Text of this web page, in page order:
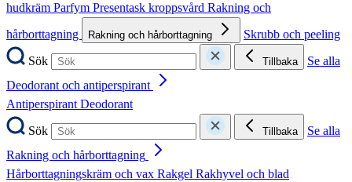
hudkräm Parfym Presentask kroppsvård Rakning och
hårborttagning
Rakning och hårborttagning
Skrubb och peeling
Sök
Tillbaka
Se alla
Deodorant och antiperspirant
AntiperspirantDeodorant
Sök
Tillbaka
Se alla
Rakning och hårborttagning
Hårborttagningskräm och vax Rakgel Rakhyvel och blad